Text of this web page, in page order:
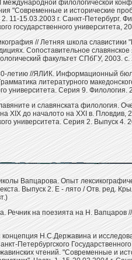
филологической
"Современные и исторические
2. 11-15.03.2003 г. Санкт-Петербург.
государственного университета,
// Летняя школа славистики
Сопоставительное
факультет СПбГУ, 2003.
летию //ЯЛИК. Информационный
литературного
университета. Серия 9. Филология.
и славянската филология.
ХIХ до началото на ХХI в. Пловдив,
университета. Серия 2. Выпуск 4.
Вапцарова. Опыт
Выпуск 2. Е - лято / Отв. ред.
Речник на поезията на Н. Вапцаров
концепция Н.С.Державина и
Петербургского
чтений. "Современные и